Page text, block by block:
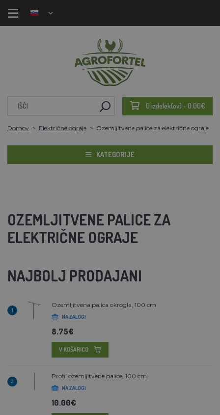
0 izdelek(ov) - 0.00€
Domov Električne ograje Ozemljitvene palice za električne ograje
KATEGORIJE
OZEMLJITVENE PALICE ZA
ELEKTRIČNE OGRAJE
NAJBOLJ PRODAJANI
1
Ozemljitvena palica okrogla, 100 cm
NA ZALOGI
8.75€
V KOŠARICO
2
Profil ozemljitvene palice, 100 cm
NA ZALOGI
10.00€